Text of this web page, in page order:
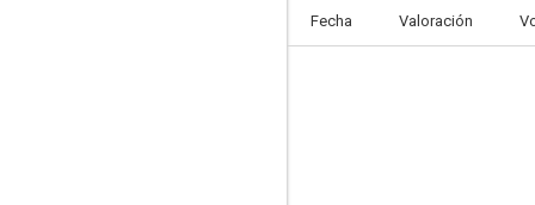
Fecha Valoración